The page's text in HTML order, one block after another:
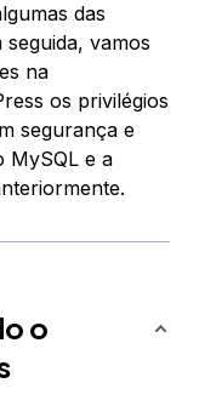
das
vamos
na
os privilégios
segurança e
MySQL e a
o